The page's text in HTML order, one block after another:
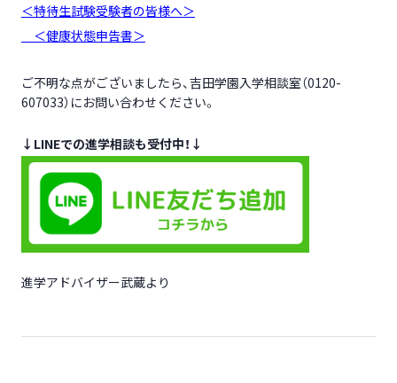
＜特待生試験受験者の皆様へ＞
＜健康状態申告書＞
ご不明な点がございましたら、吉田学園入学相談室（0120-
607033）にお問い合わせください。
↓LINEでの進学相談も受付中！↓
進学アドバイザー武蔵より